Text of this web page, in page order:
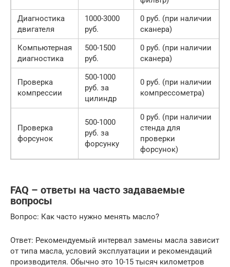
Диагностика
двигателя
1000-3000
руб.
0 руб. (при наличии
сканера)
Компьютерная
диагностика
500-1500
руб.
0 руб. (при наличии
сканера)
Проверка
компрессии
500-1000
руб. за
цилиндр
0 руб. (при наличии
компрессометра)
Проверка
форсунок
500-1000
руб. за
форсунку
0 руб. (при наличии
стенда для
проверки
форсунок)
FAQ – ответы на часто задаваемые
вопросы
Вопрос: Как часто нужно менять масло?
Ответ: Рекомендуемый интервал замены масла зависит
от типа масла, условий эксплуатации и рекомендаций
производителя. Обычно это 10-15 тысяч километров